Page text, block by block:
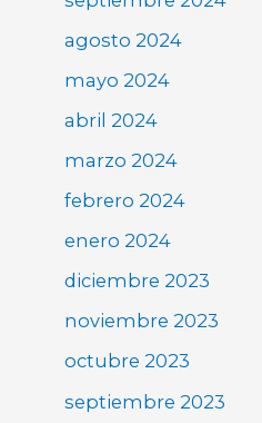
agosto 2024
mayo 2024
abril 2024
marzo 2024
febrero 2024
enero 2024
diciembre 2023
noviembre 2023
octubre 2023
septiembre 2023